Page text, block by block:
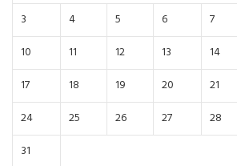
3
4 5 6 7
10
11 12 13 14
17
18 19 20 21
24
25 26 27 28
31